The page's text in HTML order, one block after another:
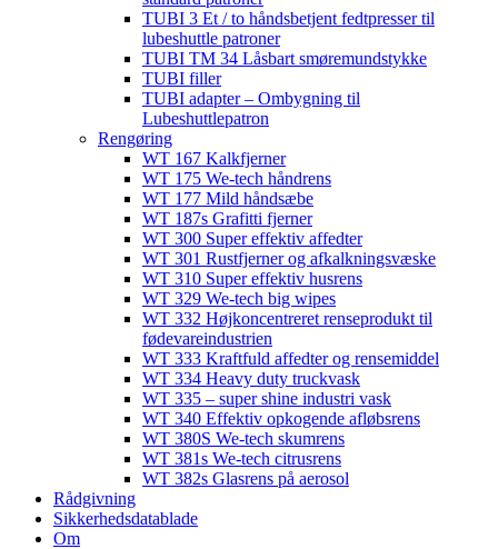
TUBI 3 Et / to håndsbetjent fedtpresser til
lubeshuttle patroner
TUBI TM 34 Låsbart smøremundstykke
TUBI filler
TUBI adapter​ – Ombygning til
Lubeshuttlepatron
Rengøring
WT 167 Kalkfjerner
WT 175 We-tech håndrens
WT 177 Mild håndsæbe
WT 187s Grafitti fjerner
WT 300 Super effektiv affedter​
WT 301 Rustfjerner og afkalkningsvæske
WT 310 Super effektiv husrens
WT 329 We-tech big wipes
WT 332 Højkoncentreret renseprodukt til
fødevareindustrien
WT 333 Kraftfuld affedter og rensemiddel
WT 334 Heavy duty truckvask
WT 335 – super shine industri vask
WT 340 Effektiv opkogende afløbsrens
WT 380S We-tech skumrens
WT 381s We-tech citrusrens
WT 382s Glasrens på aerosol​
Rådgivning
Sikkerhedsdatablade
Om